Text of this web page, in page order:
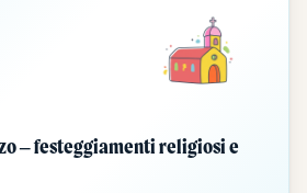
– festeggiamenti religiosi e